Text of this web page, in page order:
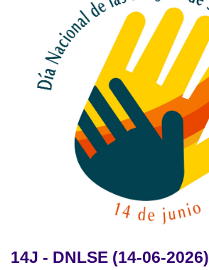
14J - DNLSE (14-06-2026)